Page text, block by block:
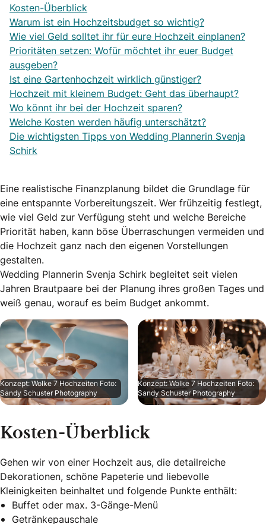
Kosten-Überblick
Warum ist ein Hochzeitsbudget so wichtig?
Wie viel Geld solltet ihr für eure Hochzeit einplanen?
Prioritäten setzen: Wofür möchtet ihr euer Budget
ausgeben?
Ist eine Gartenhochzeit wirklich günstiger?
Hochzeit mit kleinem Budget: Geht das überhaupt?
Wo könnt ihr bei der Hochzeit sparen?
Welche Kosten werden häufig unterschätzt?
Die wichtigsten Tipps von Wedding Plannerin Svenja
Schirk
Eine realistische Finanzplanung bildet die Grundlage für
eine entspannte Vorbereitungszeit. Wer frühzeitig festlegt,
wie viel Geld zur Verfügung steht und welche Bereiche
Priorität haben, kann böse Überraschungen vermeiden und
die Hochzeit ganz nach den eigenen Vorstellungen
gestalten.
Wedding Plannerin Svenja Schirk begleitet seit vielen
Jahren Brautpaare bei der Planung ihres großen Tages und
weiß genau, worauf es beim Budget ankommt.
Konzept: Wolke 7 Hochzeiten Foto:
Sandy Schuster Photography
Konzept: Wolke 7 Hochzeiten Foto:
Sandy Schuster Photography
Kosten-Überblick
Gehen wir von einer Hochzeit aus, die detailreiche
Dekorationen, schöne Papeterie und liebevolle
Kleinigkeiten beinhaltet und folgende Punkte enthält:
Buffet oder max. 3-Gänge-Menü
Getränkepauschale